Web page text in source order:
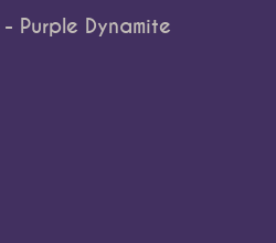
Purple Dynamite